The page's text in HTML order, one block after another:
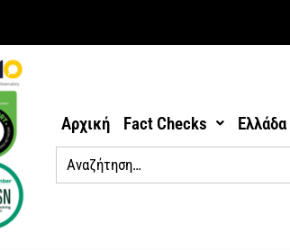
Αρχική Fact Checks Ελλάδα